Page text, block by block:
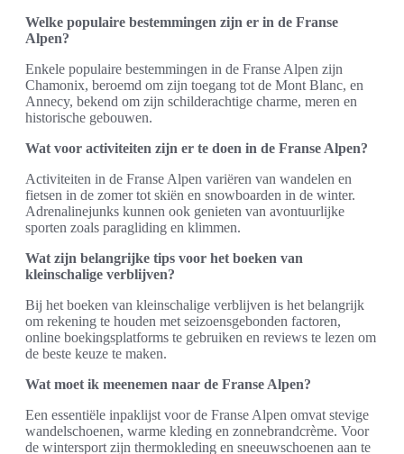
Welke populaire bestemmingen zijn er in de Franse
Alpen?
Enkele populaire bestemmingen in de Franse Alpen zijn
Chamonix, beroemd om zijn toegang tot de Mont Blanc, en
Annecy, bekend om zijn schilderachtige charme, meren en
historische gebouwen.
Wat voor activiteiten zijn er te doen in de Franse Alpen?
Activiteiten in de Franse Alpen variëren van wandelen en
fietsen in de zomer tot skiën en snowboarden in de winter.
Adrenalinejunks kunnen ook genieten van avontuurlijke
sporten zoals paragliding en klimmen.
Wat zijn belangrijke tips voor het boeken van
kleinschalige verblijven?
Bij het boeken van kleinschalige verblijven is het belangrijk
om rekening te houden met seizoensgebonden factoren,
online boekingsplatforms te gebruiken en reviews te lezen om
de beste keuze te maken.
Wat moet ik meenemen naar de Franse Alpen?
Een essentiële inpaklijst voor de Franse Alpen omvat stevige
wandelschoenen, warme kleding en zonnebrandcrème. Voor
de wintersport zijn thermokleding en sneeuwschoenen aan te